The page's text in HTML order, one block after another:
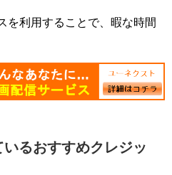
を利用することで、暇な時間
いるおすすめクレジッ